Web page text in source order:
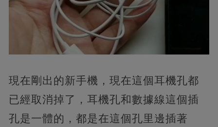
現在剛出的新手機，現在這個耳機孔都
已經取消掉了，耳機孔和數據線這個插
孔是一體的，都是在這個孔里邊插著